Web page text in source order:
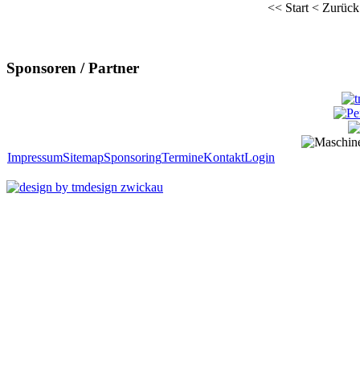
<< Start< Zurück
Sponsoren / Partner
ImpressumSitemapSponsoringTermineKontaktLogin